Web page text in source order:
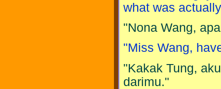
what was
"Nona Wang,
"Miss Wang,
"Kakak Tung,
darimu."